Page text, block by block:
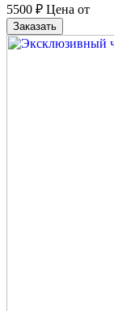
5500 ₽ Цена от
Заказать